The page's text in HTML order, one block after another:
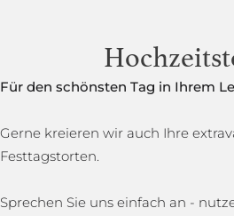
Für den schönsten Tag in Ihrem
Gerne kreieren wir auch Ihre
Festtagstorten.
Sprechen Sie uns einfach an -